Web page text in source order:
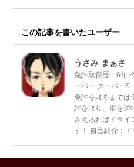
この記事を書いたユーザー
うさみ まぁさ
免許取得歴：6年
ーバー クーパーS
免許を取るまでは
許を取り、車を運
さえあればドライ
す！ 自己紹介：